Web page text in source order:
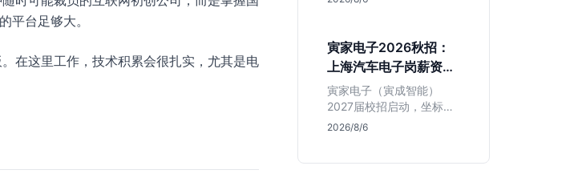
平台足够大。
在这里工作，技术积累会很扎实，尤其是电
划、算法），分析非科班
同学的投递机会与真实门
槛，帮你判断是否值得
投。
寅家电子2026秋招：
上海汽车电子岗薪资与
岗位全解析
寅家电子（寅成智能）
2027届校招启动，坐标上
海。本文解析百人规模汽
2026/8/6